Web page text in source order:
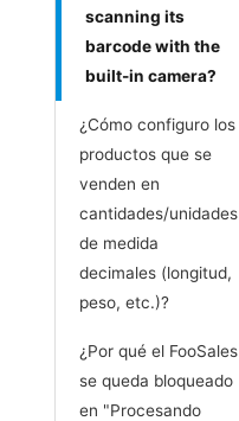
scanning its
barcode with the
built-in camera?
¿Cómo configuro los
productos que se
venden en
cantidades/unidades
de medida
decimales (longitud,
peso, etc.)?
¿Por qué el FooSales
se queda bloqueado
en "Procesando